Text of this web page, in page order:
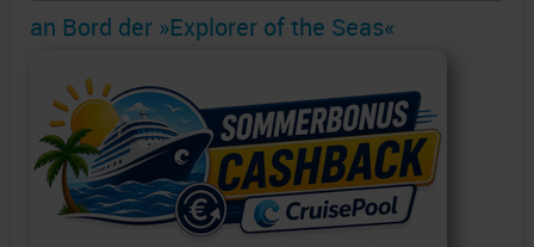
an Bord der »Explorer of the Seas«